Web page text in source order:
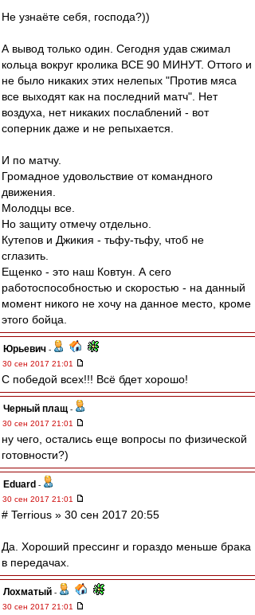
Не узнаёте себя, господа?))
А вывод только один. Сегодня удав сжимал
кольца вокруг кролика ВСЕ 90 МИНУТ. Оттого и
не было никаких этих нелепых "Против мяса
все выходят как на последний матч". Нет
воздуха, нет никаких послаблений - вот
соперник даже и не репыхается.
И по матчу.
Громадное удовольствие от командного
движения.
Молодцы все.
Но защиту отмечу отдельно.
Кутепов и Джикия - тьфу-тьфу, чтоб не
сглазить.
Ещенко - это наш Ковтун. А сего
работоспособностью и скоростью - на данный
момент никого не хочу на данное место, кроме
этого бойца.
Юрьевич -
30 сен 2017 21:01
С победой всех!!! Всё бдет хорошо!
Черный плащ -
30 сен 2017 21:01
ну чего, остались еще вопросы по физической
готовности?)
Eduard -
30 сен 2017 21:01
# Terrious » 30 сен 2017 20:55
Да. Хороший прессинг и гораздо меньше брака
в передачах.
Лохматый -
30 сен 2017 21:01